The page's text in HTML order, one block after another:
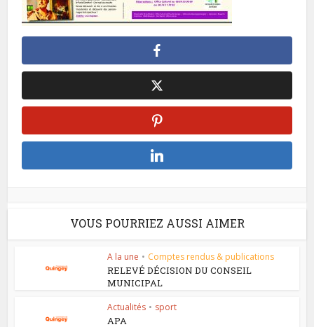
VOUS POURRIEZ AUSSI AIMER
A la une • Comptes rendus & publications
RELEVÉ DÉCISION DU CONSEIL
MUNICIPAL
Actualités • sport
APA